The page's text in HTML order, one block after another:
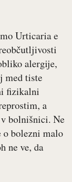
Urticaria e
alergije,
med tiste
fizikalni
a
bolnišnici. Ne
o bolezni malo
ne ve, da